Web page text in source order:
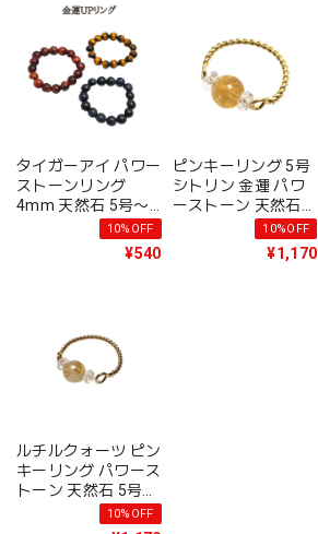
フト 誕生日 アクセ
ンドメイド プレゼン
ト ギフト メール便
送料無料 誕生日プレ
ゼント ギフト
タイガーアイ パワー
ストーンリング
4mm 天然石 5号〜
13号 指輪 虎目石 レ
ッドタイエロー ブル
ー シンプル かわい
セサリー
10%OFF
¥540
ピンキーリング 5号
シトリン 金運 パワ
ーストーン 天然石
リング 指輪 水晶 ク
リスタル レディース
開運 厄除け 女性用
10%OFF
¥1,170
ルチルクォーツ ピン
キーリング パワース
トーン 天然石 5号
リング 指輪 リング
針水晶 クリスタル
10%OFF